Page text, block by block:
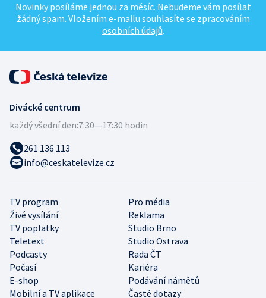
Novinky posíláme jednou za měsíc. Nebudeme vám posílat
žádný spam. Vložením e-mailu souhlasíte se zpracováním
osobních údajů.